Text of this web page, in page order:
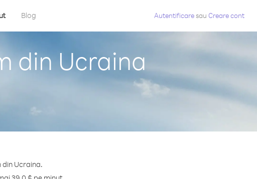
Blog Autentificaresau Creare cont
din Ucraina
Ucraina.